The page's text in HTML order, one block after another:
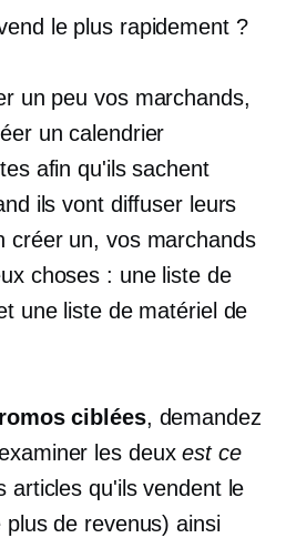
le plus rapidement ?
un peu vos marchands,
un calendrier
afin qu'ils sachent
ils vont diffuser leurs
créer un, vos marchands
choses : une liste de
une liste de matériel de
ciblées, demandez
les deuxest ce
articles qu'ils vendent le
de revenus) ainsi